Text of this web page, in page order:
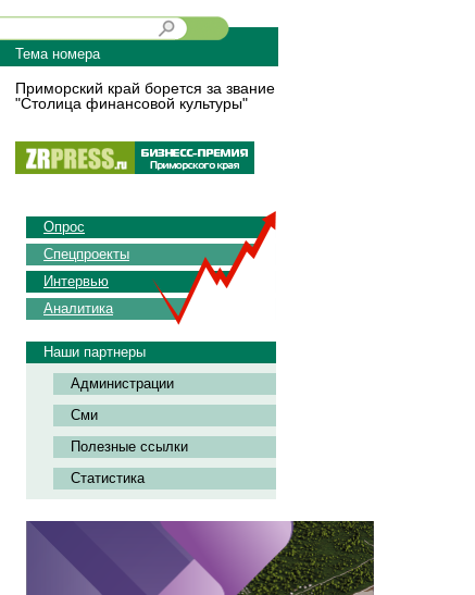
Тема номера
Приморский край борется за звание
"Столица финансовой культуры"
Опрос
Спецпроекты
Интервью
Аналитика
Наши партнеры
Администрации
Сми
Полезные ссылки
Статистика